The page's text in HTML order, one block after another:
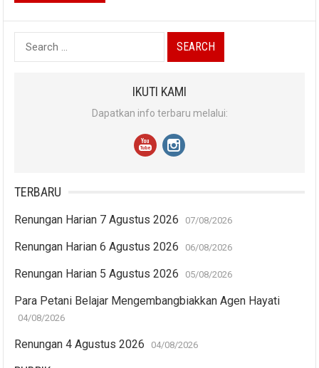
Search
for:
IKUTI KAMI
Dapatkan info terbaru melalui:
TERBARU
Renungan Harian 7 Agustus 2026 07/08/2026
Renungan Harian 6 Agustus 2026 06/08/2026
Renungan Harian 5 Agustus 2026 05/08/2026
Para Petani Belajar Mengembangbiakkan Agen Hayati
04/08/2026
Renungan 4 Agustus 2026 04/08/2026